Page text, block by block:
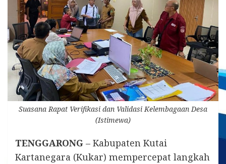
Suasana Rapat Verifikasi dan Validasi Kelembagaan Desa
(Istimewa)
TENGGARONG – Kabupaten Kutai
Kartanegara (Kukar) mempercepat langkah